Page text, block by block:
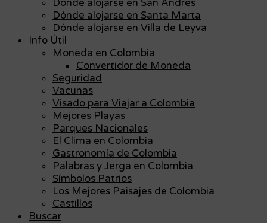
Dónde alojarse en San Andrés
Dónde alojarse en Santa Marta
Dónde alojarse en Villa de Leyva
Info Útil
Moneda en Colombia
Convertidor de Moneda
Seguridad
Vacunas
Visado para Viajar a Colombia
Mejores Playas
Parques Nacionales
El Clima en Colombia
Gastronomía de Colombia
Palabras y Jerga en Colombia
Símbolos Patrios
Los Mejores Paisajes de Colombia
Castillos
Buscar